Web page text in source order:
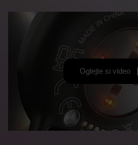
Oglejte si video